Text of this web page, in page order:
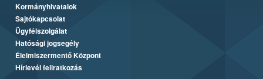
Kormányhivatalok
Sajtókapcsolat
Ügyfélszolgálat
Hatósági jogsegély
Élelmiszermentő Központ
Hírlevél feliratkozás